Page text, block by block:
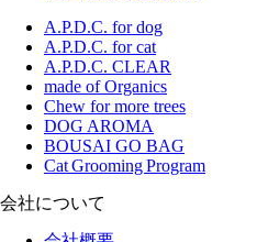
A.P.D.C. for dog
A.P.D.C. for cat
A.P.D.C. CLEAR
made of Organics
Chew for more trees
DOG AROMA
BOUSAI GO BAG
Cat Grooming Program
会社について